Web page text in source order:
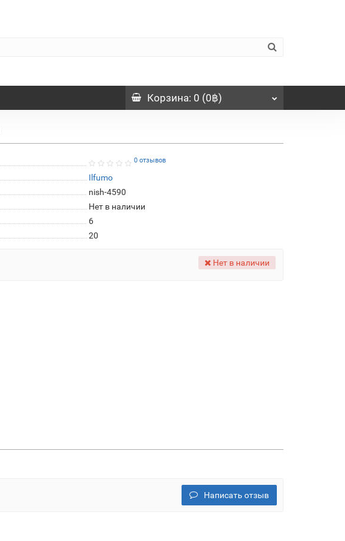
Корзина: 0 (0฿)
0 отзывов
Ilfumo
nish-4590
Нет в наличии
6
20
Нет в наличии
Написать отзыв